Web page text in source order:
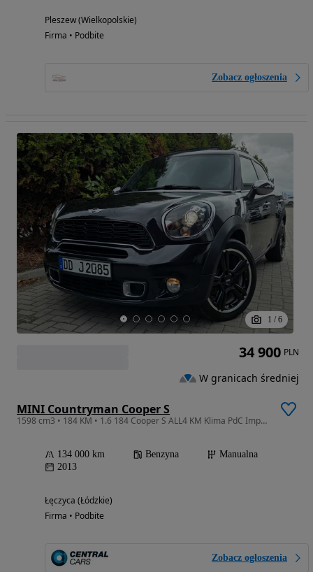
Pleszew (Wielkopolskie)
Firma • Podbite
Zobacz ogłoszenia
1 / 6
MINI Countryman Cooper S
1598 cm3 • 184 KM • 1.6 184 Cooper S ALL4 KM Klima PdC Import Raty Opłaty !!!
134 000 km Benzyna
Manualna
2013
Łęczyca (Łódzkie)
Firma • Podbite
Zobacz ogłoszenia
34 900 PLN
W granicach średniej